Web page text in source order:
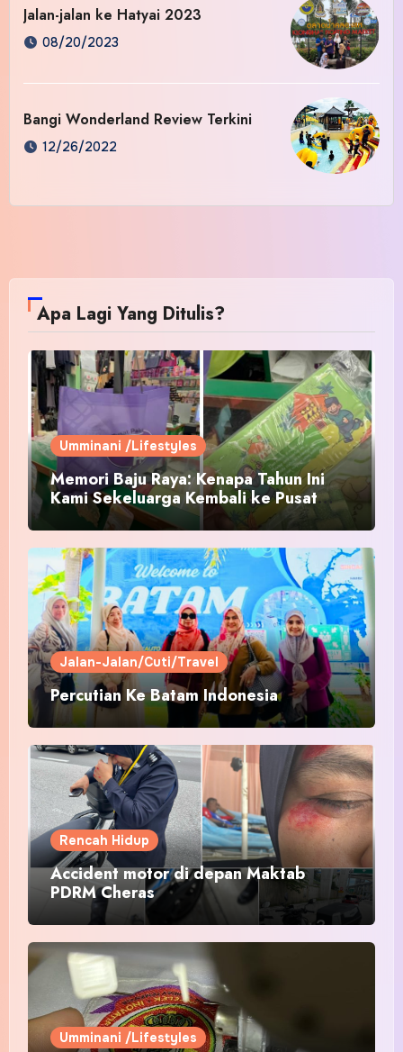
Jalan-jalan ke Hatyai 2023
08/20/2023
Bangi Wonderland Review Terkini
12/26/2022
Apa Lagi Yang Ditulis?
Umminani /Lifestyles
Memori Baju Raya: Kenapa Tahun Ini
Kami Sekeluarga Kembali ke Pusat
Pakaian Hari-Hari?
Jalan-Jalan/Cuti/Travel
Percutian Ke Batam Indonesia
Rencah Hidup
Accident motor di depan Maktab
PDRM Cheras
Umminani /Lifestyles